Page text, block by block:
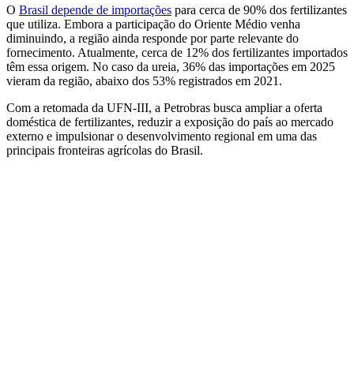
O Brasil depende de importações para cerca de 90% dos fertilizantes
que utiliza. Embora a participação do Oriente Médio venha
diminuindo, a região ainda responde por parte relevante do
fornecimento. Atualmente, cerca de 12% dos fertilizantes importados
têm essa origem. No caso da ureia, 36% das importações em 2025
vieram da região, abaixo dos 53% registrados em 2021.
Com a retomada da UFN-III, a Petrobras busca ampliar a oferta
doméstica de fertilizantes, reduzir a exposição do país ao mercado
externo e impulsionar o desenvolvimento regional em uma das
principais fronteiras agrícolas do Brasil.